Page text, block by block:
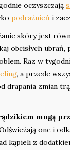
oczyszczają
podrażnień i
skóry jest
obcisłych ubrań,
Raz w
, a przede
drapania zmian
mogą
one i
kąpieli z